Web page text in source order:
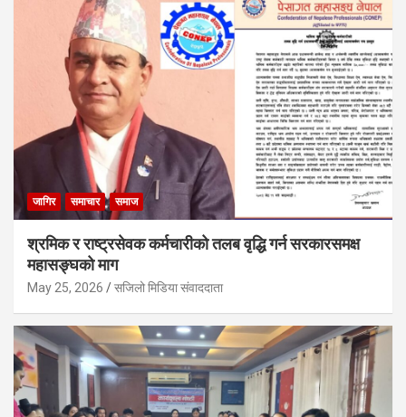
जागिर समाचार समाज
श्रमिक र राष्ट्रसेवक कर्मचारीको तलब वृद्धि गर्न सरकारसमक्ष
महासङ्घको माग
May 25, 2026 सजिलो मिडिया संवाददाता